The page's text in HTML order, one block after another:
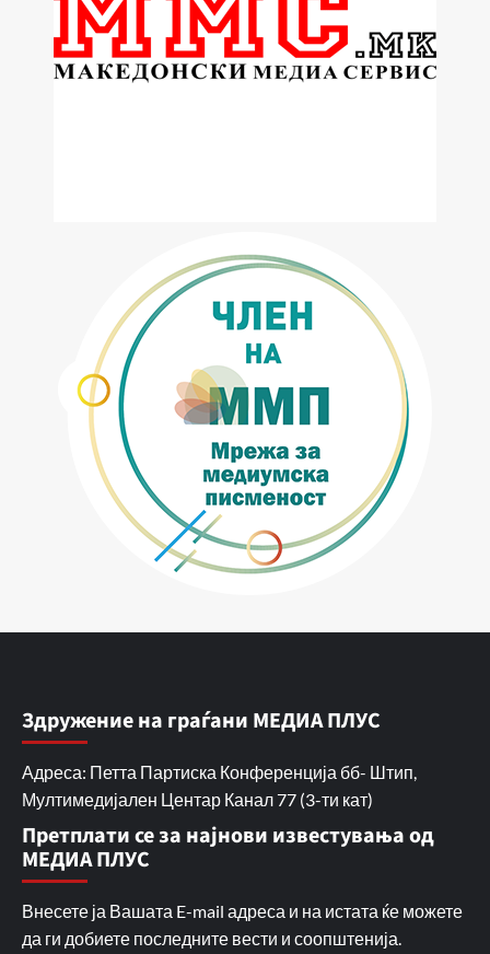
Здружение на граѓани МЕДИА ПЛУС
Адреса: Петта Партиска Конференција бб- Штип,
Мултимедијален Центар Канал 77 (3-ти кат)
Претплати се за најнови известувања од
МЕДИА ПЛУС
Внесете ја Вашата E-mail адреса и на истата ќе можете
да ги добиете последните вести и соопштенија.